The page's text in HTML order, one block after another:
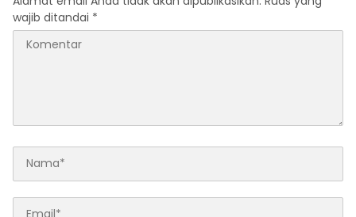
wajib ditandai *